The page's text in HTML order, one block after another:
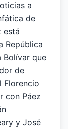
a
de
está
República
Bolívar que
de
Florencio
con Páez
y José